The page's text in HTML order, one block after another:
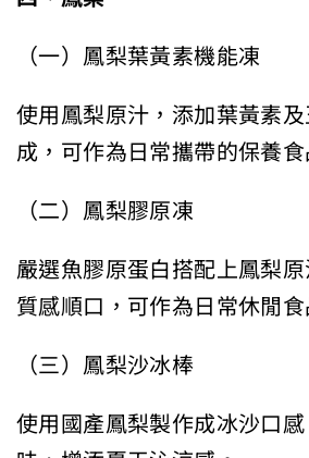
（一）鳳梨葉黃素機能凍
使用鳳梨原汁，添加葉黃素
成，可作為日常攜帶的保養
（二）鳳梨膠原凍
嚴選魚膠原蛋白搭配上鳳梨
質感順口，可作為日常休閒
（三）鳳梨沙冰棒
使用國產鳳梨製作成冰沙口